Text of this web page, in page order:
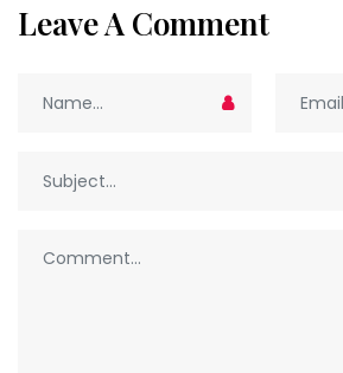
Leave A Comment